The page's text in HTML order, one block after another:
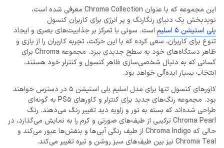
این مجموعه که با عنوان Chroma Collection معرفی شده است،
نویدبخش یک دنیای رنگارنگ و پر انرژی برای کاربران کنسول
پلی‌ استیشن 5 اسلیم
است. سونی با تمرکز بر جذابیت‌های بصری و ایجاد
تنوع برای کاربران، سعی کرده که با این حرکت، تجربه کاربران را از بازی و
ظاهر دستگاه‌های خود به سطح جدیدی ببرد. مجموعه Chroma برای
کسانی که به دنبال شخصی‌سازی ظاهر کنسول و کنترلر خود هستند،
انتخاب بسیار ایده‌آلی خواهد بود.
کاورهای کنسول تنها برای مدل اسلیم پلی استیشن 5 در دسترس خواهند
بود. مجموعه رنگ‌های جدید برای کنترلر و کاورهای PS5 به گونه‌ای
طراحی شده‌اند که بسته به نور و زاویه دید تغییر رنگ می‌دهند. رنگ
Chroma Pearl ترکیبی از طیف‌های صورتی و کرم را به نمایش می‌گذارد، در
حالی که Chroma Indigo از طیف رنگی آبی‌ها و بنفش‌ها عبور می‌کند و
Chroma Teal نیز بین طیف‌های سبز روشن و تیره تغییر می‌کند.